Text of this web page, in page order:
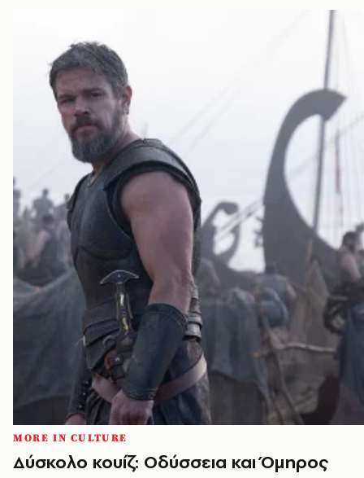
MORE IN CULTURE
Δύσκολο κουίζ: Οδύσσεια και Όμηρος